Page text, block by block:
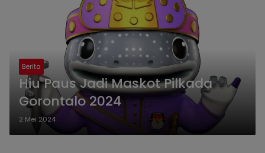
Berita
Hiu Paus Jadi Maskot Pilkada
Gorontalo 2024
2 Mei 2024